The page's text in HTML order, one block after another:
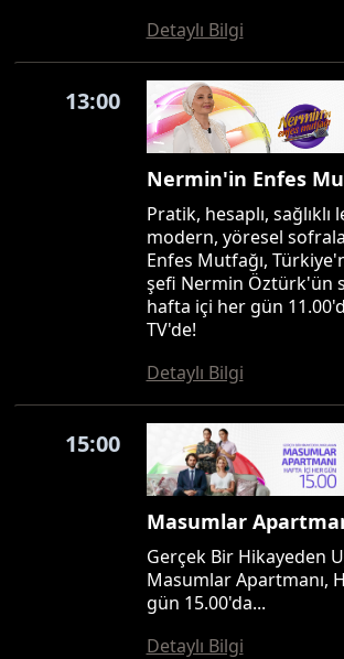
Detaylı Bilgi
13:00
Nermin'in Enfes
Pratik, hesaplı, sağlıklı
modern, yöresel
Enfes Mutfağı,
şefi Nermin Öztürk'ün
hafta içi her gün
TV'de!
Detaylı Bilgi
15:00
Masumlar
Gerçek Bir Hikayeden
Masumlar Apartmanı,
gün 15.00'da...
Detaylı Bilgi